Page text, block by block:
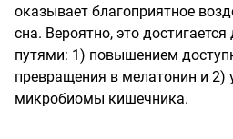
оказывает благоприятное
сна. Вероятно, это
путями: 1) повышением
превращения в мелатонин и 2)
микробиомы кишечника.